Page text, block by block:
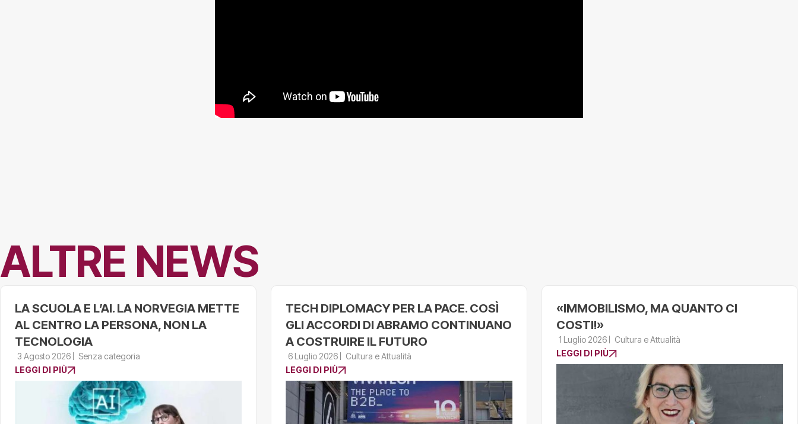
ALTRE NEWS
LA SCUOLA E L’AI. LA NORVEGIA METTE
AL CENTRO LA PERSONA, NON LA
TECNOLOGIA
3 Agosto 2026
Senza categoria
LEGGI DI PIÙ
TECH DIPLOMACY PER LA PACE. COSÌ
GLI ACCORDI DI ABRAMO CONTINUANO
A COSTRUIRE IL FUTURO
6 Luglio 2026
Cultura e Attualità
LEGGI DI PIÙ
«IMMOBILISMO, MA QUANTO CI
COSTI!»
1 Luglio 2026
Cultura e Attualità
LEGGI DI PIÙ